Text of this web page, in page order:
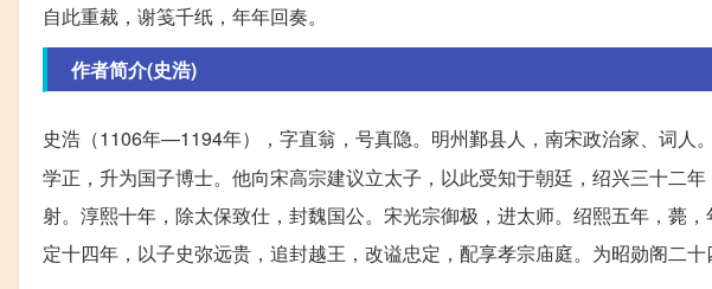
自此重裁，谢笺千纸，年年回奏。
作者简介(史浩)
史浩（1106年—1194年），字直翁，号真隐。明州鄞县人，南宋政治家、词人
学正，升为国子博士。他向宋高宗建议立太子，以此受知于朝廷，绍兴三十二
射。淳熙十年，除太保致仕，封魏国公。宋光宗御极，进太师。绍熙五年，薨
定十四年，以子史弥远贵，追封越王，改谥忠定，配享孝宗庙庭。为昭勋阁二十